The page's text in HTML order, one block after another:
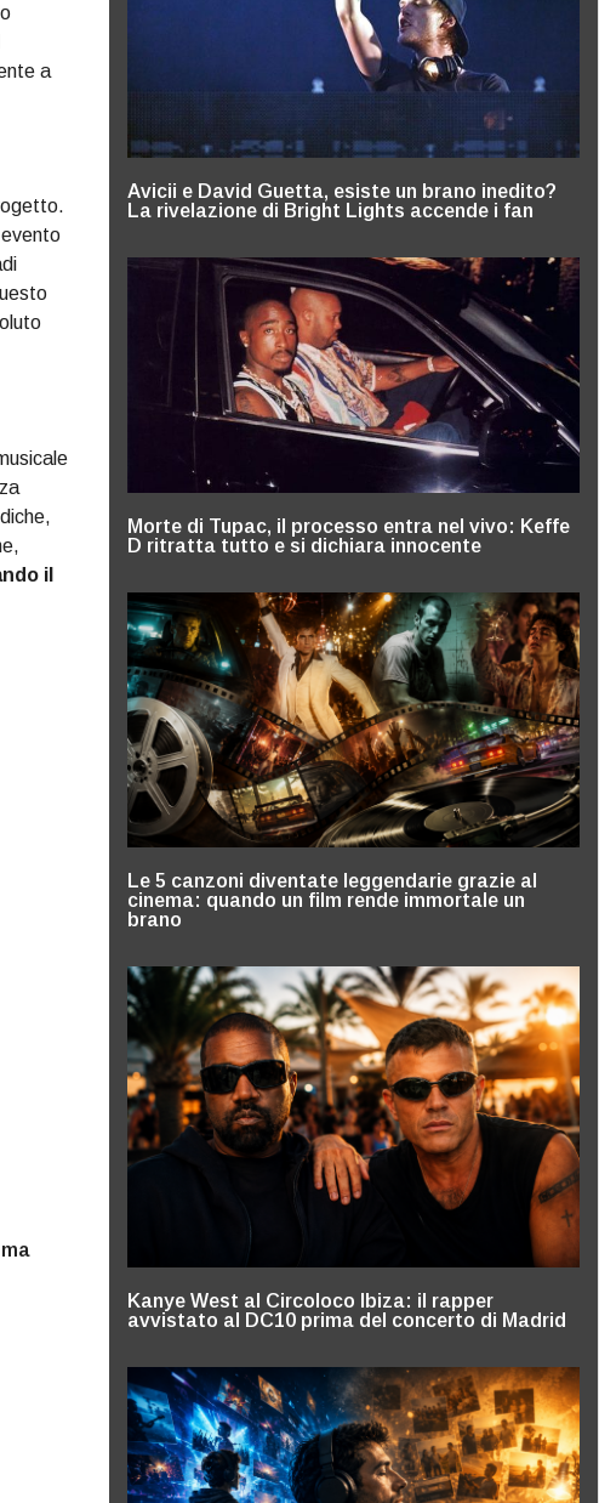
a
il
Avicii e David Guetta, esiste un brano inedito?
La rivelazione di Bright Lights accende i fan
Morte di Tupac, il processo entra nel vivo: Keffe
D ritratta tutto e si dichiara innocente
Le 5 canzoni diventate leggendarie grazie al
cinema: quando un film rende immortale un
brano
Kanye West al Circoloco Ibiza: il rapper
avvistato al DC10 prima del concerto di Madrid